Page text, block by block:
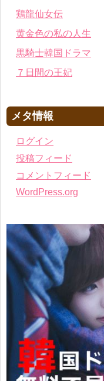
鶏龍仙女伝
黄金色の私の人生
黒騎士韓国ドラマ
７日間の王妃
メタ情報
ログイン
投稿フィード
コメントフィード
WordPress.org